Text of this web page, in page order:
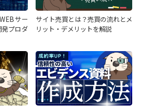
サー
発プロダ
サイト売買とは？売買の流れとメ
リット・デメリットを解説